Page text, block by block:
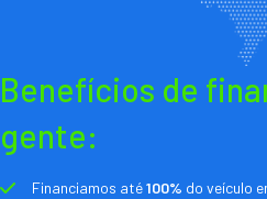
Benefícios de
gente:
Financiamos até100% do veículo